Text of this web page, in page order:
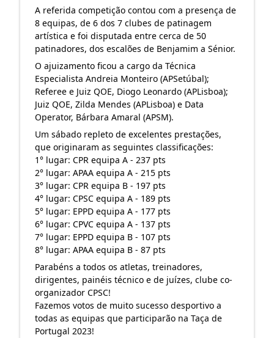
A referida competição contou com a presença de
8 equipas, de 6 dos 7 clubes de patinagem
artística e foi disputada entre cerca de 50
patinadores, dos escalões de Benjamim a Sénior.
O ajuizamento ficou a cargo da Técnica
Especialista Andreia Monteiro (APSetúbal);
Referee e Juiz QOE, Diogo Leonardo (APLisboa);
Juiz QOE, Zilda Mendes (APLisboa) e Data
Operator, Bárbara Amaral (APSM).
Um sábado repleto de excelentes prestações,
que originaram as seguintes classificações:
1° lugar: CPR equipa A - 237 pts
2° lugar: APAA equipa A - 215 pts
3° lugar: CPR equipa B - 197 pts
4° lugar: CPSC equipa A - 189 pts
5° lugar: EPPD equipa A - 177 pts
6° lugar: CPVC equipa A - 137 pts
7° lugar: EPPD equipa B - 107 pts
8° lugar: APAA equipa B - 87 pts
Parabéns a todos os atletas, treinadores,
dirigentes, painéis técnico e de juízes, clube co-
organizador CPSC!
Fazemos votos de muito sucesso desportivo a
todas as equipas que participarão na Taça de
Portugal 2023!